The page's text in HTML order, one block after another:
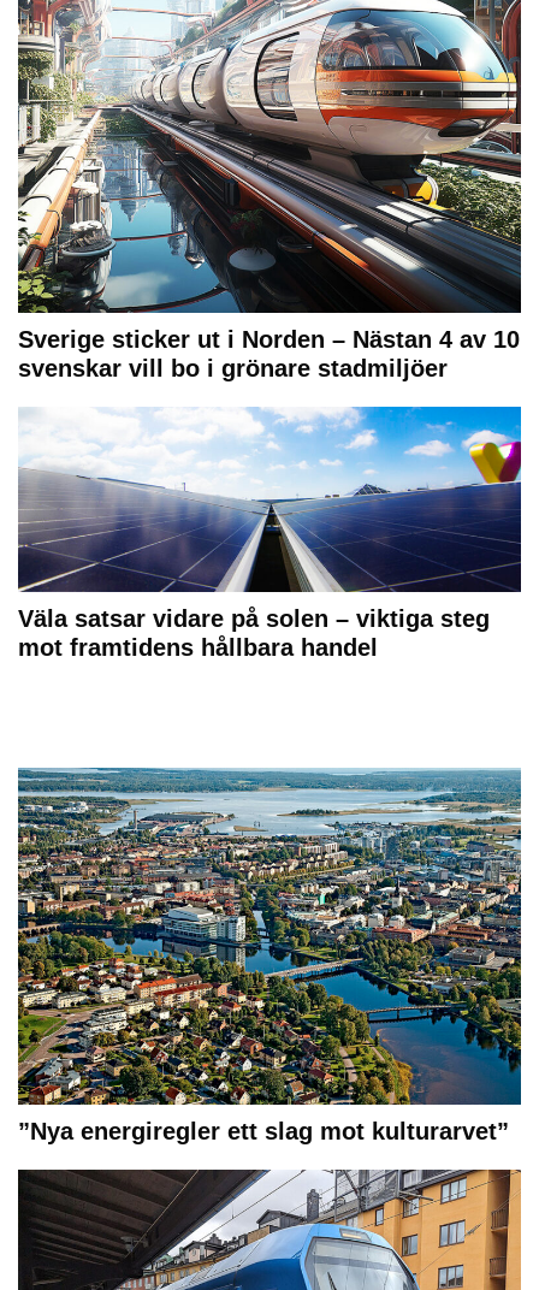
Sverige sticker ut i Norden – Nästan 4 av 10
svenskar vill bo i grönare stadmiljöer
Väla satsar vidare på solen – viktiga steg
mot framtidens hållbara handel
”Nya energiregler ett slag mot kulturarvet”